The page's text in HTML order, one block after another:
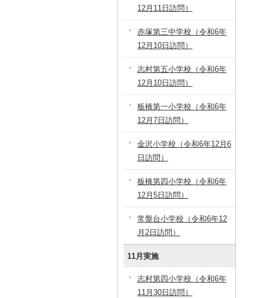
12月11日訪問）
赤塚第三中学校（令和6年
12月10日訪問）
志村第五小学校（令和6年
12月10日訪問）
板橋第一小学校（令和6年
12月7日訪問）
金沢小学校（令和6年12月6
日訪問）
板橋第四小学校（令和6年
12月5日訪問）
常盤台小学校（令和6年12
月2日訪問）
11月実施
志村第四小学校（令和6年
11月30日訪問）